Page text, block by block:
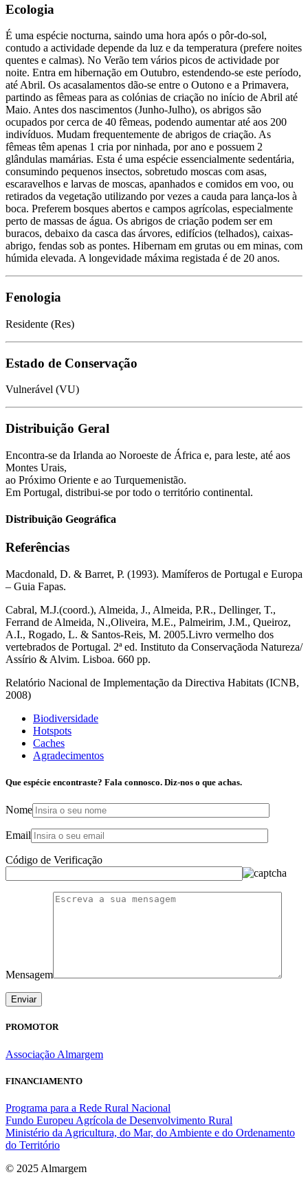
Ecologia
É uma espécie nocturna, saindo uma hora após o pôr-do-sol,
contudo a actividade depende da luz e da temperatura (prefere noites
quentes e calmas). No Verão tem vários picos de actividade por
noite. Entra em hibernação em Outubro, estendendo-se este período,
até Abril. Os acasalamentos dão-se entre o Outono e a Primavera,
partindo as fêmeas para as colónias de criação no início de Abril até
Maio. Antes dos nascimentos (Junho-Julho), os abrigos são
ocupados por cerca de 40 fêmeas, podendo aumentar até aos 200
indivíduos. Mudam frequentemente de abrigos de criação. As
fêmeas têm apenas 1 cria por ninhada, por ano e possuem 2
glândulas mamárias. Esta é uma espécie essencialmente sedentária,
consumindo pequenos insectos, sobretudo moscas com asas,
escaravelhos e larvas de moscas, apanhados e comidos em voo, ou
retirados da vegetação utilizando por vezes a cauda para lança-los à
boca. Preferem bosques abertos e campos agrícolas, especialmente
perto de massas de água. Os abrigos de criação podem ser em
buracos, debaixo da casca das árvores, edifícios (telhados), caixas-
abrigo, fendas sob as pontes. Hibernam em grutas ou em minas, com
húmida elevada. A longevidade máxima registada é de 20 anos.
Fenologia
Residente (Res)
Estado de Conservação
Vulnerável (VU)
Distribuição Geral
Encontra-se da Irlanda ao Noroeste de África e, para leste, até aos
Montes Urais,
ao Próximo Oriente e ao Turquemenistão.
Em Portugal, distribui-se por todo o território continental.
Distribuição Geográfica
Referências
Macdonald, D. & Barret, P. (1993). Mamíferos de Portugal e Europa
– Guia Fapas.
Cabral, M.J.(coord.), Almeida, J., Almeida, P.R., Dellinger, T.,
Ferrand de Almeida, N.,Oliveira, M.E., Palmeirim, J.M., Queiroz,
A.I., Rogado, L. & Santos‐Reis, M. 2005.Livro vermelho dos
vertebrados de Portugal. 2ª ed. Instituto da Conservaçãoda Natureza/
Assírio & Alvim. Lisboa. 660 pp.
Relatório Nacional de Implementação da Directiva Habitats (ICNB,
2008)
Biodiversidade
Hotspots
Caches
Agradecimentos
Que espécie encontraste? Fala connosco. Diz-nos o que achas.
Nome
Email
Código de Verificação
Mensagem
PROMOTOR
Associação Almargem
FINANCIAMENTO
Programa para a Rede Rural Nacional
Fundo Europeu Agrícola de Desenvolvimento Rural
Ministério da Agricultura, do Mar, do Ambiente e do Ordenamento
do Território
© 2025 Almargem